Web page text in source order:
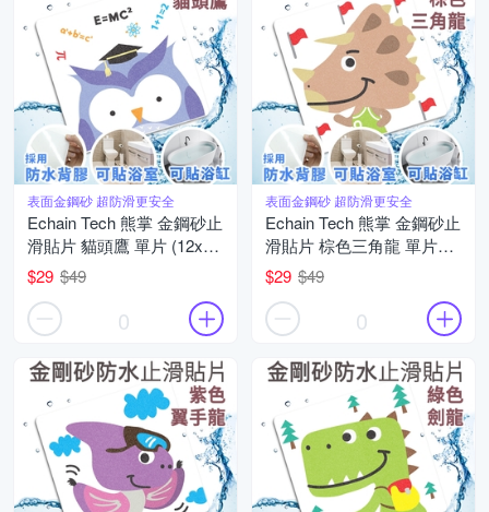
表面金鋼砂 超防滑更安全
Echain Tech 熊掌 金鋼砂止
滑貼片 貓頭鷹 單片 (12x12
公分/共16款可任選) 防滑貼
片/浴室貼/磁磚貼/防水止滑
貼
$29 $49
0
表面金鋼砂 超防滑更安全
Echain Tech 熊掌 金鋼砂止
滑貼片 棕色三角龍 單片
(12x12公分/共16款可任選)
防滑貼片/浴室貼/磁磚貼/防
水止滑貼
$29 $49
0